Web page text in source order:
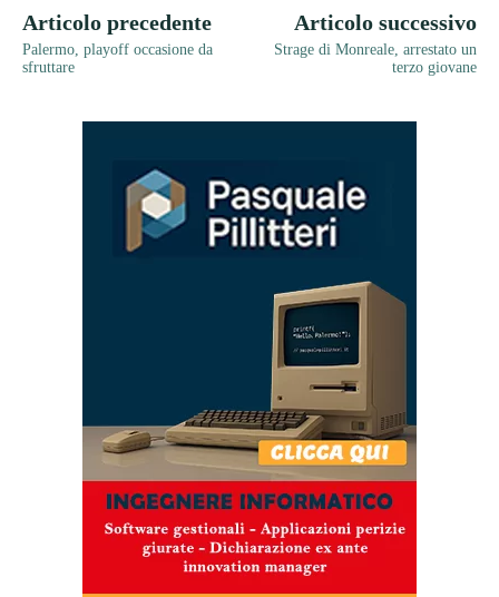
Articolo precedente
Palermo, playoff occasione da
sfruttare
Articolo successivo
Strage di Monreale, arrestato un
terzo giovane